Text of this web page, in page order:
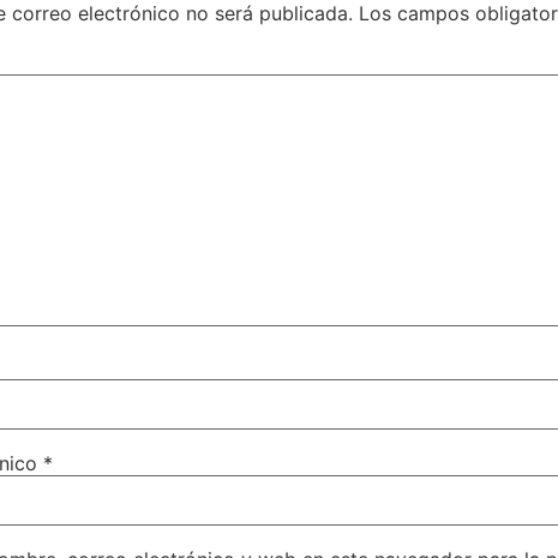
correo electrónico no será publicada. Los campos
*